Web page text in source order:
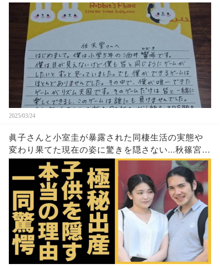
2025/03/24
眞子さんと小室圭が暴露された同棲生活の実態や
変わり果てた現在の姿に驚きを隠さない...秋篠宮家
の長女がアメリカで極秘出産の真相や暴露された
ヤバいO癖に言葉を失う...